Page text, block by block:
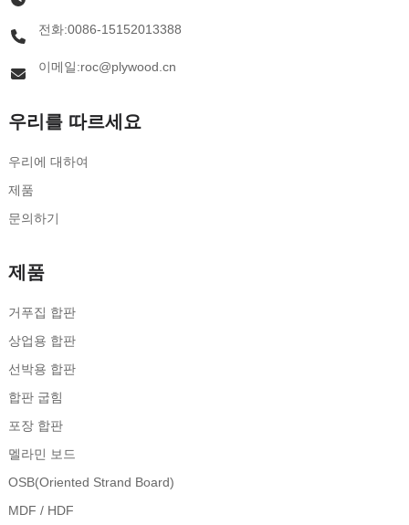
전화:0086-15152013388
이메일:roc@plywood.cn
우리를 따르세요
우리에 대하여
제품
문의하기
제품
거푸집 합판
상업용 합판
선박용 합판
합판 굽힘
포장 합판
멜라민 보드
OSB(Oriented Strand Board)
MDF / HDF